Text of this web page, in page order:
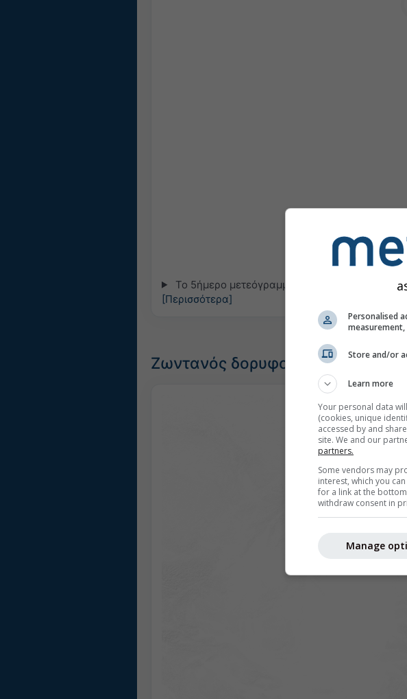
Το 5ήμερο μετεόγραμμα για Tăşnad παρέχει
[Περισσότερα]
Ζωντανός δορυφορικός χάρτης,
Personalised
measurement,
Store and/or
Learn more
Your personal data
(cookies, unique
accessed by and
site. We and our
partners.
Some vendors may
interest, which you
for a link at the
withdraw consent in
Manage